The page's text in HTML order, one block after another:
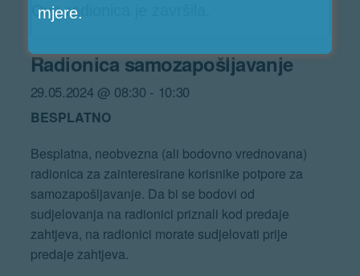
Ova radionica je završila.
Radionica samozapošljavanje
29.05.2024 @ 08:30 - 10:30
BESPLATNO
Besplatna, neobvezna (ali bodovno vrednovana)
radionica za zainteresirane korisnike potpore za
samozapošljavanje. Da bi se bodovi od
sudjelovanja na radionici priznali kod predaje
zahtjeva, na radionici morate sudjelovati prije
predaje zahtjeva.
mjere.